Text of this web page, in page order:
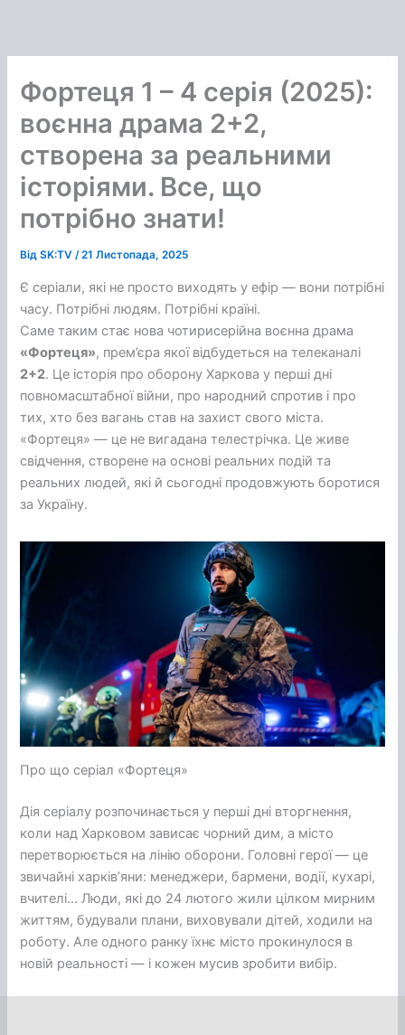
Фортеця 1 – 4 серія (2025):
воєнна драма 2+2,
створена за реальними
історіями. Все, що
потрібно знати!
ВідSK:TV/21 Листопада, 2025
Є серіали, які не просто виходять у ефір — вони потрібні
часу. Потрібні людям. Потрібні країні.
Саме таким стає нова чотирисерійна воєнна драма
«Фортеця», прем’єра якої відбудеться на телеканалі
2+2. Це історія про оборону Харкова у перші дні
повномасштабної війни, про народний спротив і про
тих, хто без вагань став на захист свого міста.
«Фортеця» — це не вигадана телестрічка. Це живе
свідчення, створене на основі реальних подій та
реальних людей, які й сьогодні продовжують боротися
за Україну.
Про що серіал «Фортеця»
Дія серіалу розпочинається у перші дні вторгнення,
коли над Харковом зависає чорний дим, а місто
перетворюється на лінію оборони. Головні герої — це
звичайні харків’яни: менеджери, бармени, водії, кухарі,
вчителі… Люди, які до 24 лютого жили цілком мирним
життям, будували плани, виховували дітей, ходили на
роботу. Але одного ранку їхнє місто прокинулося в
новій реальності — і кожен мусив зробити вибір.